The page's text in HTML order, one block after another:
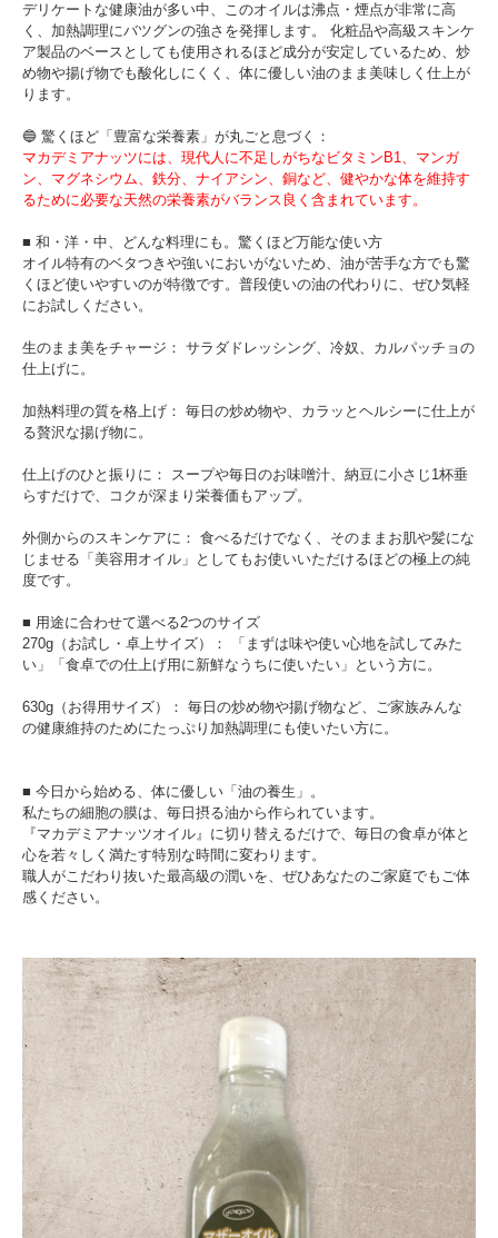
デリケートな健康油が多い中、このオイルは沸点・煙点が非常に高
く、加熱調理にバツグンの強さを発揮します。 化粧品や高級スキンケ
ア製品のベースとしても使用されるほど成分が安定しているため、炒
め物や揚げ物でも酸化しにくく、体に優しい油のまま美味しく仕上が
ります。
🔵 驚くほど「豊富な栄養素」が丸ごと息づく：
マカデミアナッツには、現代人に不足しがちなビタミンB1、マンガ
ン、マグネシウム、鉄分、ナイアシン、銅など、健やかな体を維持す
るために必要な天然の栄養素がバランス良く含まれています。
■ 和・洋・中、どんな料理にも。驚くほど万能な使い方
オイル特有のベタつきや強いにおいがないため、油が苦手な方でも驚
くほど使いやすいのが特徴です。普段使いの油の代わりに、ぜひ気軽
にお試しください。
生のまま美をチャージ： サラダドレッシング、冷奴、カルパッチョの
仕上げに。
加熱料理の質を格上げ： 毎日の炒め物や、カラッとヘルシーに仕上が
る贅沢な揚げ物に。
仕上げのひと振りに： スープや毎日のお味噌汁、納豆に小さじ1杯垂
らすだけで、コクが深まり栄養価もアップ。
外側からのスキンケアに： 食べるだけでなく、そのままお肌や髪にな
じませる「美容用オイル」としてもお使いいただけるほどの極上の純
度です。
■ 用途に合わせて選べる2つのサイズ
270g（お試し・卓上サイズ）： 「まずは味や使い心地を試してみた
い」「食卓での仕上げ用に新鮮なうちに使いたい」という方に。
630g（お得用サイズ）： 毎日の炒め物や揚げ物など、ご家族みんな
の健康維持のためにたっぷり加熱調理にも使いたい方に。
■ 今日から始める、体に優しい「油の養生」。
私たちの細胞の膜は、毎日摂る油から作られています。
『マカデミアナッツオイル』に切り替えるだけで、毎日の食卓が体と
心を若々しく満たす特別な時間に変わります。
職人がこだわり抜いた最高級の潤いを、ぜひあなたのご家庭でもご体
感ください。